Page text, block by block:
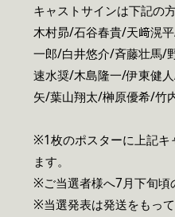
キャストサインは下記の
木村昴/石谷春貴/天﨑滉
一郎/白井悠介/斉藤壮馬/
速水奨/木島隆一/伊東健
矢/葉山翔太/榊原優希/竹
※1枚のポスターに上記キ
ます。
※ご当選者様へ7月下旬頃
※当選発表は発送をもっ